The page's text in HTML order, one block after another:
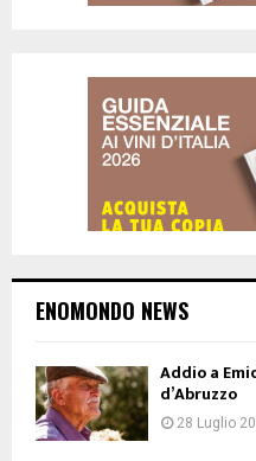
ENOMONDO NEWS
Addio a
d’Abruzzo
28 Luglio